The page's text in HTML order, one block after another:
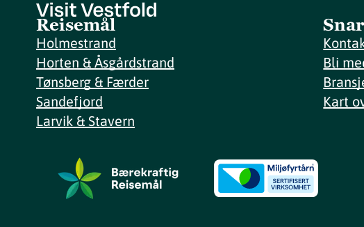
Reisemål
Holmestrand
Horten & Åsgårdstrand
Tønsberg & Færder
Sandefjord
Larvik & Stavern
Bli
Kart